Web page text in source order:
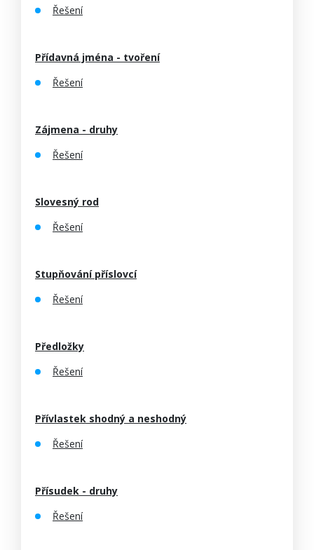
Řešení
Přídavná jména - tvoření
Řešení
Zájmena - druhy
Řešení
Slovesný rod
Řešení
Stupňování příslovcí
Řešení
Předložky
Řešení
Přívlastek shodný a neshodný
Řešení
Přísudek - druhy
Řešení